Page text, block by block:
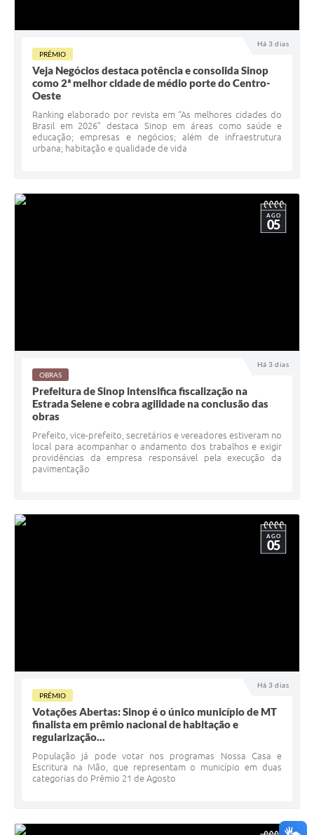
Há 3 dias
PRÊMIO
Veja Negócios destaca potência e consolida Sinop
como 2ª melhor cidade de médio porte do Centro-
Oeste
Ranking elaborado por revista em “As melhores cidades do
Brasil em 2026” destaca Sinop em áreas como saúde e
educação; empresas e negócios; além de infraestrutura
urbana; habitação e qualidade de vida
Há 3 dias
AGO
05
OBRAS
Prefeitura de Sinop intensifica fiscalização na
Estrada Selene e cobra agilidade na conclusão das
obras
Prefeito, vice-prefeito, secretários e vereadores estiveram no
local para acompanhar o andamento dos trabalhos e exigir
providências da empresa responsável pela execução da
pavimentação
Há 3 dias
AGO
05
PRÊMIO
Votações Abertas: Sinop é o único município de MT
finalista em prêmio nacional de habitação e
regularização...
População já pode votar nos programas Nossa Casa e
Escritura na Mão, que representam o município em duas
categorias do Prêmio 21 de Agosto